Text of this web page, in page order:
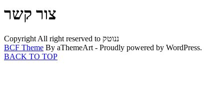
צור קשר
Copyright All right reserved to ננוטק
BCF Theme By aThemeArt - Proudly powered by WordPress.
BACK TO TOP